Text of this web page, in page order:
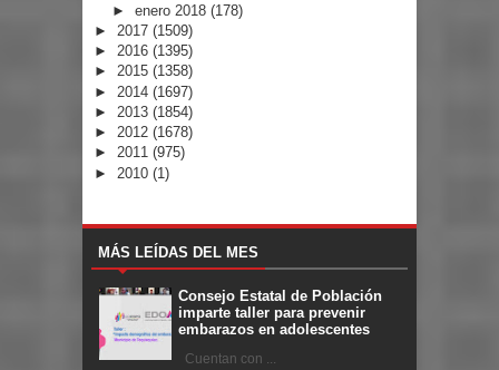
► enero 2018 (178)
► 2017 (1509)
► 2016 (1395)
► 2015 (1358)
► 2014 (1697)
► 2013 (1854)
► 2012 (1678)
► 2011 (975)
► 2010 (1)
MÁS LEÍDAS DEL MES
Consejo Estatal de Población
imparte taller para prevenir
embarazos en adolescentes
Cuentan con ...